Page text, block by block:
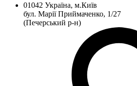
01042 Україна, м.Київ
бул. Марії Приймаченко, 1/27
(Печерський р-н)